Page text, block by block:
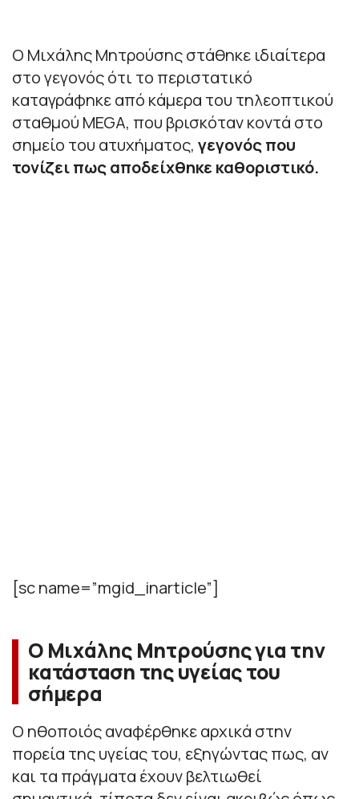
Ο Μιχάλης Μητρούσης στάθηκε ιδιαίτερα
στο γεγονός ότι το περιστατικό
καταγράφηκε από κάμερα του τηλεοπτικού
σταθμού MEGA, που βρισκόταν κοντά στο
σημείο του ατυχήματος, γεγονός που
τονίζει πως αποδείχθηκε καθοριστικό.
[sc name=”mgid_inarticle”]
Ο Μιχάλης Μητρούσης για την
κατάσταση της υγείας του
σήμερα
Ο ηθοποιός αναφέρθηκε αρχικά στην
πορεία της υγείας του, εξηγώντας πως, αν
και τα πράγματα έχουν βελτιωθεί